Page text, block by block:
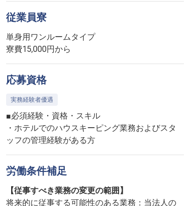
従業員寮
単身用ワンルームタイプ
寮費15,000円から
応募資格
実務経験者優遇
■必須経験・資格・スキル
・ホテルでのハウスキーピング業務およびスタ
ッフの管理経験がある方
労働条件補足
【従事すべき業務の変更の範囲】
将来的に従事する可能性のある業務：当法人の